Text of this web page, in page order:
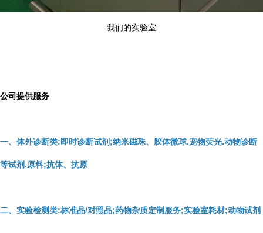
我们的实验室
公司提供服务
一、体外诊断类:即时诊断试剂;纳米磁珠、胶体微球.宠物荧光.动物诊断
等试剂.原料;抗体、抗原
二、实验检测类:标准品/对照品;药物杂质定制服务;实验室耗材;动物试剂